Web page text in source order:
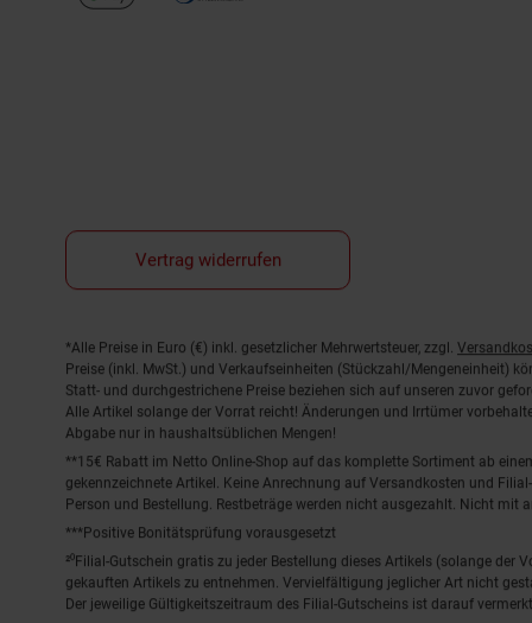
Vertrag widerrufen
Fußnoten
*Alle Preise in Euro (€) inkl. gesetzlicher Mehrwertsteuer, zzgl.
Preise (inkl. MwSt.) und Verkaufseinheiten (Stückzahl/Mengeneinheit)
Statt- und durchgestrichene Preise beziehen sich auf unseren zuvor
Alle Artikel solange der Vorrat reicht! Änderungen und Irrtümer
Abgabe nur in haushaltsüblichen Mengen!
**15€ Rabatt im Netto Online-Shop auf das komplette Sortiment ab
gekennzeichnete Artikel. Keine Anrechnung auf Versandkosten und
Person und Bestellung. Restbeträge werden nicht ausgezahlt. Nicht mit
***Positive Bonitätsprüfung vorausgesetzt
²⁰Filial-Gutschein gratis zu jeder Bestellung dieses Artikels (solange
gekauften Artikels zu entnehmen. Vervielfältigung jeglicher Art nicht
Der jeweilige Gültigkeitszeitraum des Filial-Gutscheins ist darauf vermerkt.